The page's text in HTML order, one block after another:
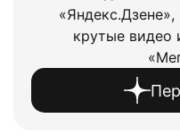
крутые видео